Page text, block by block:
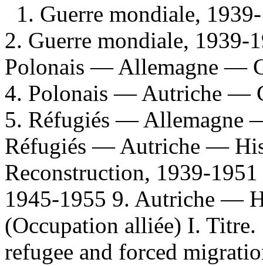
1. Guerre mondiale,
2. Guerre mondiale,
Polonais — Allemagne —
4. Polonais — Autriche —
5. Réfugiés — Allemagne
Réfugiés — Autriche —
Reconstruction, 1939-
1945-1955 9. Autriche —
(Occupation alliée) I.
refugee and forced